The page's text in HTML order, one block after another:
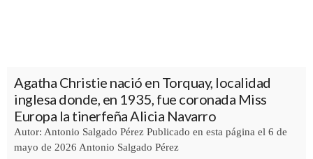
Agatha Christie nació en Torquay, localidad
inglesa donde, en 1935, fue coronada Miss
Europa la tinerfeña Alicia Navarro
Autor: Antonio Salgado Pérez Publicado en esta página el 6 de
mayo de 2026 Antonio Salgado Pérez